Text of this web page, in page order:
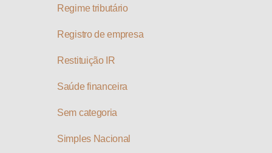
Regime tributário
Registro de empresa
Restituição IR
Saúde financeira
Sem categoria
Simples Nacional